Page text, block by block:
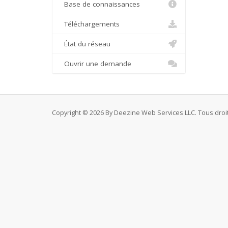
Base de connaissances
Téléchargements
État du réseau
Ouvrir une demande
Copyright © 2026 By Deezine Web Services LLC. Tous